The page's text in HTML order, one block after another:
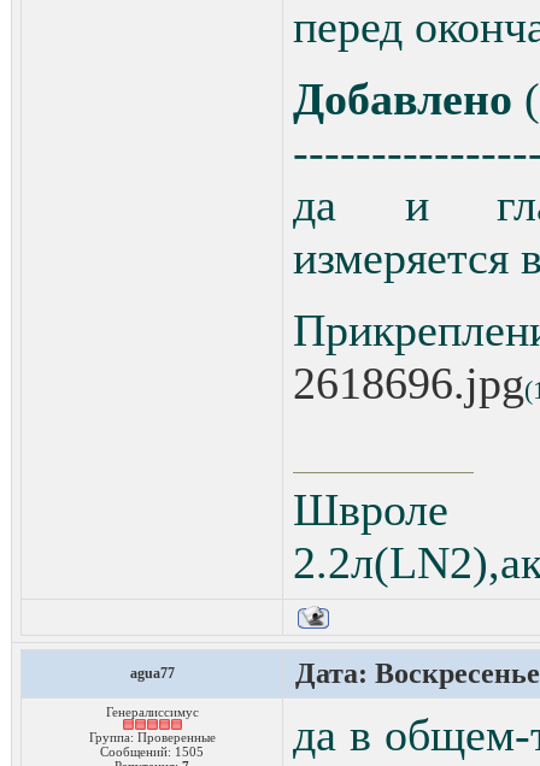
перед
Добавлено
да и
измеряется
2618696.jpg
Швроле
agua77 Дата:
Генералиссимус
Группа: Проверенные
Сообщений: 1505
да в общем-